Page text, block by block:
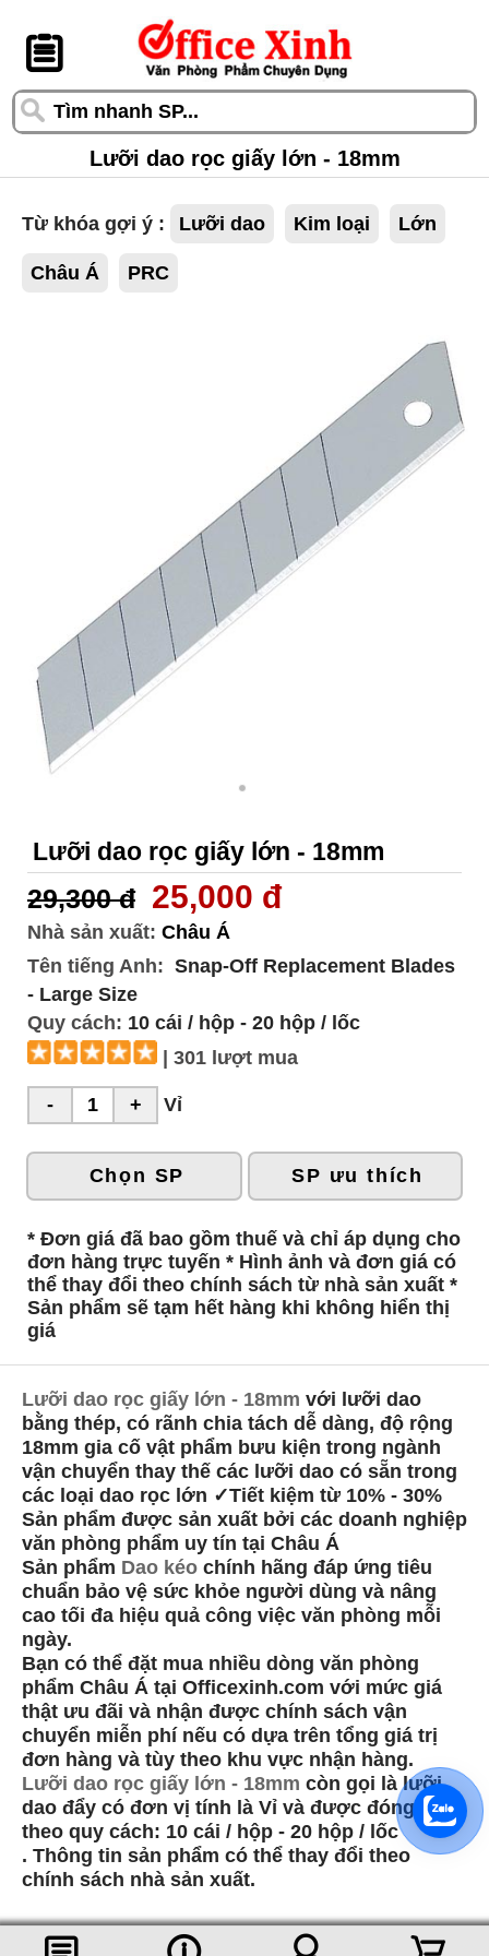
󰆎
Lưỡi dao rọc giấy lớn - 18mm
Từ khóa gợi ý : Lưỡi dao Kim loại Lớn
Châu Á PRC
Lưỡi dao rọc giấy lớn - 18mm
29,300 đ 25,000 đ
Nhà sản xuất: Châu Á
Tên tiếng Anh: Snap-Off Replacement Blades
- Large Size
Quy cách: 10 cái / hộp - 20 hộp / lốc
| 301 lượt mua
Vỉ
Chọn SP SP ưu thích
* Đơn giá đã bao gồm thuế và chỉ áp dụng cho
đơn hàng trực tuyến * Hình ảnh và đơn giá có
thể thay đổi theo chính sách từ nhà sản xuất *
Sản phẩm sẽ tạm hết hàng khi không hiển thị
giá
Lưỡi dao rọc giấy lớn - 18mm với lưỡi dao
bằng thép, có rãnh chia tách dễ dàng, độ rộng
18mm gia cố vật phẩm bưu kiện trong ngành
vận chuyển thay thế các lưỡi dao có sẵn trong
các loại dao rọc lớn ✓Tiết kiệm từ 10% - 30%
Sản phẩm được sản xuất bởi các doanh nghiệp
văn phòng phẩm uy tín tại Châu Á
Sản phẩm Dao kéo chính hãng đáp ứng tiêu
chuẩn bảo vệ sức khỏe người dùng và nâng
cao tối đa hiệu quả công việc văn phòng mỗi
ngày.
Bạn có thể đặt mua nhiều dòng văn phòng
phẩm Châu Á tại Officexinh.com với mức giá
thật ưu đãi và nhận được chính sách vận
chuyển miễn phí nếu có dựa trên tổng giá trị
đơn hàng và tùy theo khu vực nhận hàng.
Lưỡi dao rọc giấy lớn - 18mm còn gọi là lưỡi
dao đẩy có đơn vị tính là Vỉ và được đóng gói
theo quy cách: 10 cái / hộp - 20 hộp / lốc
. Thông tin sản phẩm có thể thay đổi theo
chính sách nhà sản xuất.